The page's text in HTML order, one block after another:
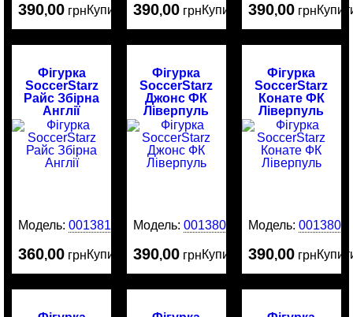
390,00 грнКупити 390,00 грнКупити 390,00 грн
Фігурка
SoccerStarz
Райс Збірна
Англії
Модель:0013818
360,00 грнКупити
Фігурка
SoccerStarz
Джонс ФК
Ліверпуль
Модель:0013808
390,00 грнКупити
Фігурка
SoccerStarz
Конате ФК
Ліверпуль
Модель: 0013805
390,00 грн